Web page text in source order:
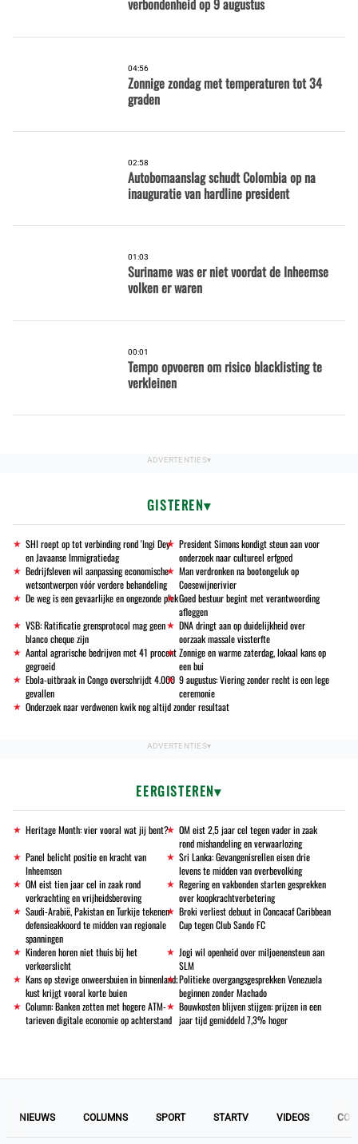
verbondenheid op 9 augustus
04:56
Zonnige zondag met temperaturen tot 34
graden
02:58
Autobomaanslag schudt Colombia op na
inauguratie van hardline president
01:03
Suriname was er niet voordat de Inheemse
volken er waren
00:01
Tempo opvoeren om risico blacklisting te
verkleinen
GISTEREN
SHI roept op tot verbinding rond 'Ingi Dey'
en Javaanse Immigratiedag
President Simons kondigt steun aan voor
onderzoek naar cultureel erfgoed
Bedrijfsleven wil aanpassing economische
wetsontwerpen vóór verdere behandeling
Man verdronken na bootongeluk op
Coesewijnerivier
De weg is een gevaarlijke en ongezonde plekGoed bestuur begint met verantwoording
afleggen
VSB: Ratificatie grensprotocol mag geen
blanco cheque zijn
DNA dringt aan op duidelijkheid over
oorzaak massale vissterfte
Aantal agrarische bedrijven met 41 procent
gegroeid
Zonnige en warme zaterdag, lokaal kans op
een bui
Ebola-uitbraak in Congo overschrijdt 4.000
gevallen
9 augustus: Viering zonder recht is een lege
ceremonie
Onderzoek naar verdwenen kwik nog altijd zonder resultaat
EERGISTEREN
Heritage Month: vier vooral wat jij bent?
OM eist 2,5 jaar cel tegen vader in zaak
rond mishandeling en verwaarlozing
Panel belicht positie en kracht van
Inheemsen
Sri Lanka: Gevangenisrellen eisen drie
levens te midden van overbevolking
OM eist tien jaar cel in zaak rond
verkrachting en vrijheidsberoving
Regering en vakbonden starten gesprekken
over koopkrachtverbetering
Saudi-Arabië, Pakistan en Turkije tekenen
defensieakkoord te midden van regionale
spanningen
Broki verliest debuut in Concacaf Caribbean
Cup tegen Club Sando FC
Kinderen horen niet thuis bij het
verkeerslicht
Jogi wil openheid over miljoenensteun aan
SLM
Kans op stevige onweersbuien in binnenland;
kust krijgt vooral korte buien
Politieke overgangsgesprekken Venezuela
beginnen zonder Machado
Column: Banken zetten met hogere ATM-
tarieven digitale economie op achterstand
Bouwkosten blijven stijgen: prijzen in een
jaar tijd gemiddeld 7,3% hoger
NIEUWS COLUMNS SPORT STARTV VIDEOS